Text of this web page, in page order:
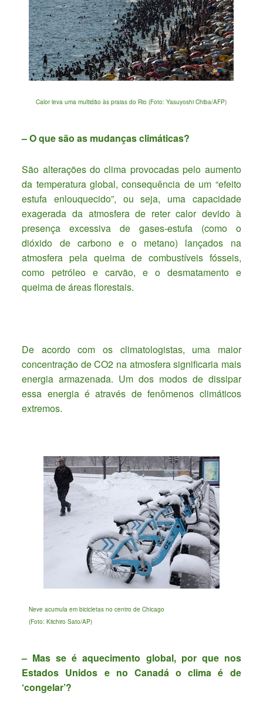
Calor leva uma multidão às praias do Rio (Foto: Yasuyoshi Chiba/AFP)
– O que são as mudanças climáticas?
São alterações do clima provocadas pelo aumento
da temperatura global, consequência de um “efeito
estufa enlouquecido”, ou seja, uma capacidade
exagerada da atmosfera de reter calor devido à
presença excessiva de gases-estufa (como o
dióxido de carbono e o metano) lançados na
atmosfera pela queima de combustíveis fósseis,
como petróleo e carvão, e o desmatamento e
queima de áreas florestais.
De acordo com os climatologistas, uma maior
concentração de CO2 na atmosfera significaria mais
energia armazenada. Um dos modos de dissipar
essa energia é através de fenômenos climáticos
extremos.
Neve acumula em bicicletas no centro de Chicago
(Foto: Kiichiro Sato/AP)
– Mas se é aquecimento global, por que nos
Estados Unidos e no Canadá o clima é de
‘congelar’?